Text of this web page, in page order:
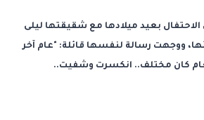
بعيد ميلادها مع شقيقتها ليلى
ووجهت رسالة لنفسها قائلة: "عام آخر
كان مختلف.. انكسرت وشفيت..